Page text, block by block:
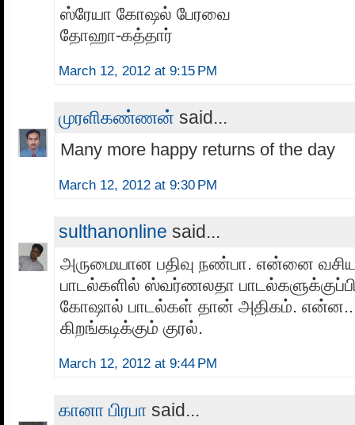
ஸ்ரேயா கோஷல் பேரவை
தோஹா-கத்தார்
March 12, 2012 at 9:15 PM
முரளிகண்ணன் said...
Many more happy returns of the day
March 12, 2012 at 9:30 PM
sulthanonline said...
அருமையான பதிவு நண்பா. என்னை
பாடல்களில் ஸ்வர்ணலதா
கோஷால் பாடல்கள் தான் அதிகம்.
கிறங்கடிக்கும் குரல்.
March 12, 2012 at 9:44 PM
கானா பிரபா said...